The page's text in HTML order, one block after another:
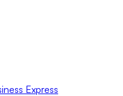
Express